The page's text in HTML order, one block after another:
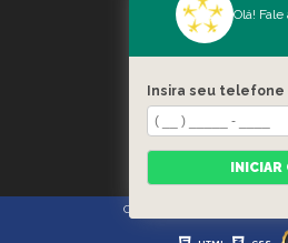
MENU
QUEM
SERVIÇOS
CONTATO
CATEGORIAS
MAPA DO
Copyright © União Star. (Lei
Olá!
Insira seu telefone